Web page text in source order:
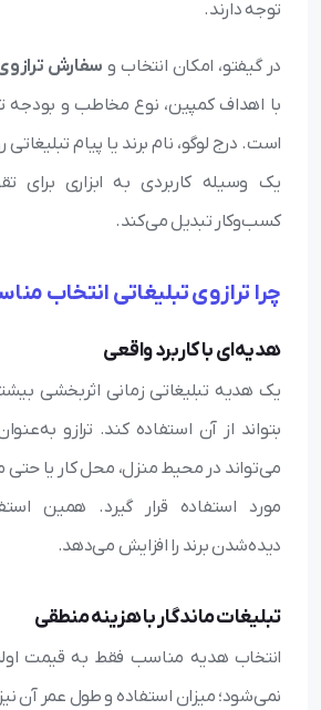
توجه دارند.
در گیفتو، امکان انتخاب و سفارش
با اهداف کمپین، نوع مخاطب و بودجه
است. درج لوگو، نام برند یا پیام
یک وسیله کاربردی به ابزاری
کسب‌وکار تبدیل می‌کند.
چرا ترازوی تبلیغاتی انتخاب
هدیه‌ای با کاربرد واقعی
یک هدیه تبلیغاتی زمانی اثربخشی
بتواند از آن استفاده کند. ترازو
می‌تواند در محیط منزل، محل کار یا
مورد استفاده قرار گیرد. همین
دیده‌شدن برند را افزایش می‌دهد.
تبلیغات ماندگار با هزینه منطقی
انتخاب هدیه مناسب فقط به قیمت
نمی‌شود؛ میزان استفاده و طول عمر آن